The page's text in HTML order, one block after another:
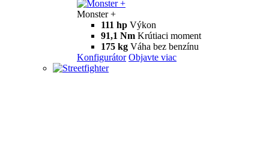
Monster +
111 hp Výkon
91,1 Nm Krútiaci moment
175 kg Váha bez benzínu
Konfigurátor Objavte viac